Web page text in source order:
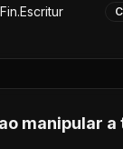
Fin.Escritur
manipular a